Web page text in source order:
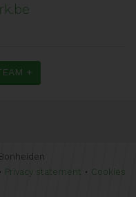
+
• Privacy statement • Cookies